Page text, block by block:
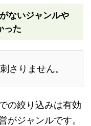
ないジャンルや
った
さりません。
の絞り込みは有効
がジャンルです。